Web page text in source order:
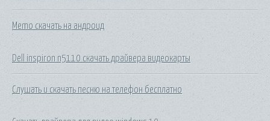
Memo скачать на андроид
Dell inspiron n5110 скачать драйвера видеокарты
Слушать и скачать песню на телефон бесплатно